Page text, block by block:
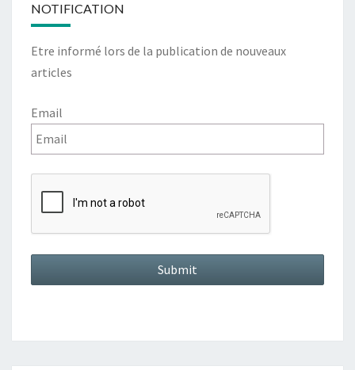
NOTIFICATION
Etre informé lors de la publication de nouveaux
articles
Email